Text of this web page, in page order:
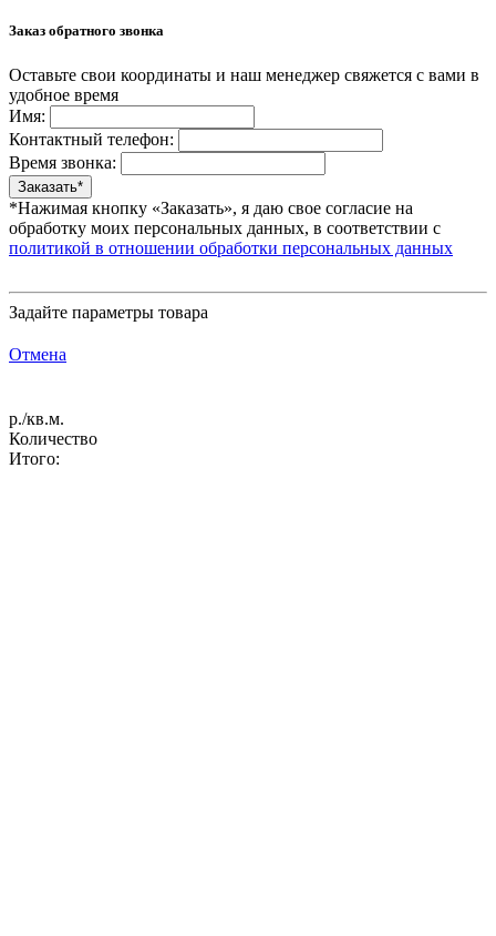
Заказ обратного звонка
Оставьте свои координаты и наш менеджер свяжется с вами в
удобное время
Имя:
Контактный телефон:
Время звонка:
*Нажимая кнопку «Заказать», я даю свое согласие на
обработку моих персональных данных, в соответствии с
политикой в отношении обработки персональных данных
Задайте параметры товара
Отмена
р./кв.м.
Количество
Итого: